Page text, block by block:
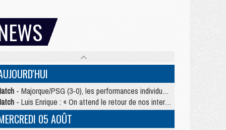
- Majorque/PSG (3-0), les performances individuelles
- Luis Enrique : « On attend le retour de nos internationaux »
05 AOÛT